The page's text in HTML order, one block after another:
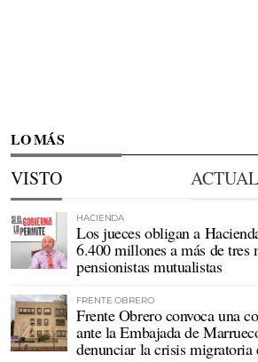
LO MÁS
VISTO ACTUAL
HACIENDA
Los jueces obligan a
6.400 millones a más de tres
pensionistas mutualistas
FRENTE OBRERO
Frente Obrero convoca una
ante la Embajada de
denunciar la crisis migratoria